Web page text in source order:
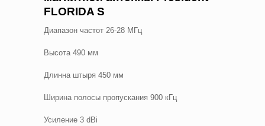
FLORIDA S
Диапазон частот 26-28 МГц
Высота 490 мм
Длинна штыря 450 мм
Ширина полосы пропускания 900 кГц
Усиление 3 dBi